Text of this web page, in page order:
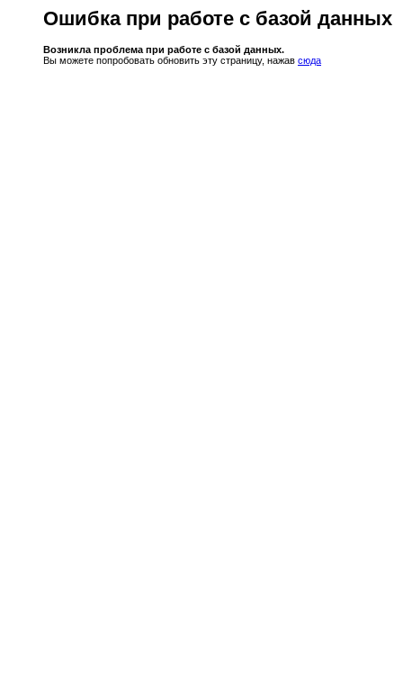
Ошибка при работе с базой данных
Возникла проблема при работе с базой данных.
Вы можете попробовать обновить эту страницу, нажав сюда